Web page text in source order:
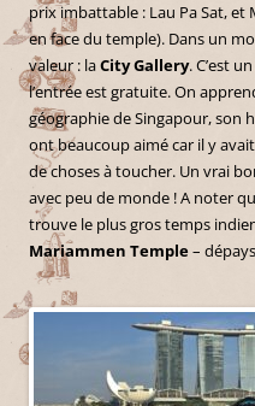
prix imbattable : Lau Pa Sat, et
en face du temple). Dans un
valeur : laCity Gallery. C’est
l’entrée est gratuite. On
géographie de Singapour, son
ont beaucoup aimé car il y
de choses à toucher. Un vrai
avec peu de monde ! A noter
trouve le plus gros temps
Mariammen Temple–